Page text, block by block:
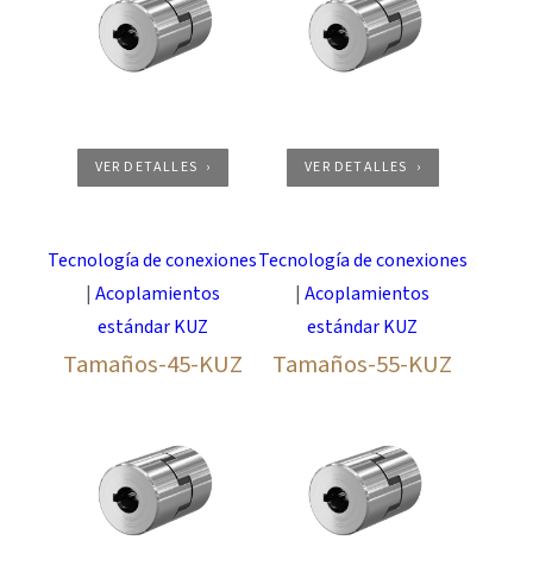
VER DETALLES VER DETALLES
Tecnología de conexiones
| Acoplamientos
estándar KUZ
Tamaños-45-KUZ
Tecnología de conexiones
|Acoplamientos
estándar KUZ
Tamaños-55-KUZ